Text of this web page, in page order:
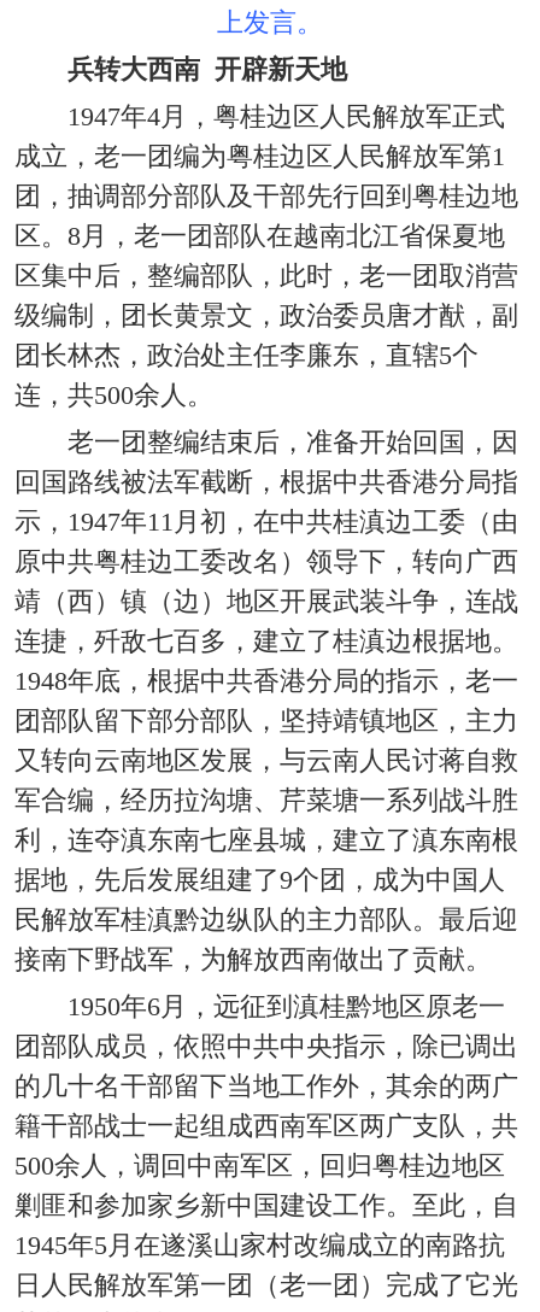
上发言。
兵转大西南 开辟新天地
1947年4月，粤桂边区人民解放军正式
成立，老一团编为粤桂边区人民解放军第1
团，抽调部分部队及干部先行回到粤桂边地
区。8月，老一团部队在越南北江省保夏地
区集中后，整编部队，此时，老一团取消营
级编制，团长黄景文，政治委员唐才猷，副
团长林杰，政治处主任李廉东，直辖5个
连，共500余人。
老一团整编结束后，准备开始回国，因
回国路线被法军截断，根据中共香港分局指
示，1947年11月初，在中共桂滇边工委（由
原中共粤桂边工委改名）领导下，转向广西
靖（西）镇（边）地区开展武装斗争，连战
连捷，歼敌七百多，建立了桂滇边根据地。
1948年底，根据中共香港分局的指示，老一
团部队留下部分部队，坚持靖镇地区，主力
又转向云南地区发展，与云南人民讨蒋自救
军合编，经历拉沟塘、芹菜塘一系列战斗胜
利，连夺滇东南七座县城，建立了滇东南根
据地，先后发展组建了9个团，成为中国人
民解放军桂滇黔边纵队的主力部队。最后迎
接南下野战军，为解放西南做出了贡献。
1950年6月，远征到滇桂黔地区原老一
团部队成员，依照中共中央指示，除已调出
的几十名干部留下当地工作外，其余的两广
籍干部战士一起组成西南军区两广支队，共
500余人，调回中南军区，回归粤桂边地区
剿匪和参加家乡新中国建设工作。至此，自
1945年5月在遂溪山家村改编成立的南路抗
日人民解放军第一团（老一团）完成了它光